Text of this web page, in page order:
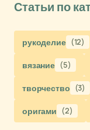
Статьи по
рукоделие (12)
вязание (5)
творчество (3)
оригами (2)